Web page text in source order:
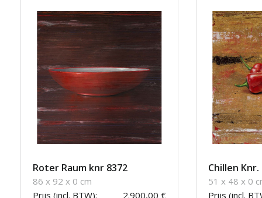
Roter Raum knr 8372
86 x 92 x 0 cm
Prijs (incl. BTW):
2.900,00 €
Chillen Knr.
51 x 48 x 0
Prijs (incl.